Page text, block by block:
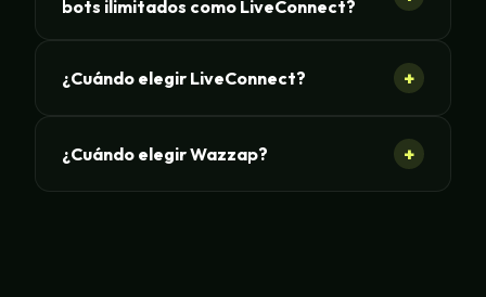
bots ilimitados como LiveConnect?
¿Cuándo elegir LiveConnect? +
¿Cuándo elegir Wazzap? +